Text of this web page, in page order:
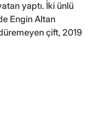
yaptı. İki ünlü
Engin Altan
çift, 2019